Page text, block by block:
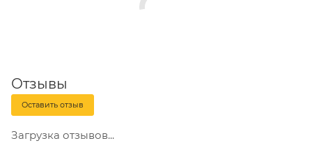
Отзывы
Оставить отзыв
Загрузка отзывов...